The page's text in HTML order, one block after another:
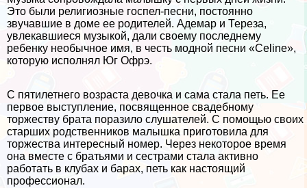
Это были религиозные госпел-песни, постоянно
звучавшие в доме ее родителей. Адемар и Тереза,
увлекавшиеся музыкой, дали своему последнему
ребенку необычное имя, в честь модной песни «Celine»,
которую исполнял Юг Офрэ.
С пятилетнего возраста дeвoчка и сама стала петь. Ее
первое выступление, посвященное свадебному
торжеству брата поразило слушателей. С помощью своих
старших родственников малышка приготовила для
торжества интересный номер. Через некоторое время
она вместе с братьями и сестрами стала активно
работать в клубах и барах, петь как настоящий
профессионал.